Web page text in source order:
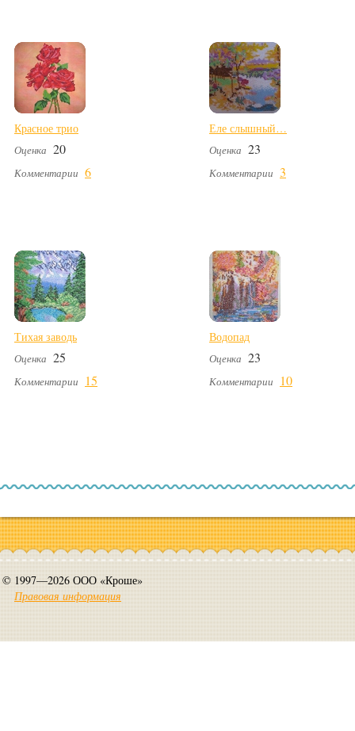
Красное трио
Оценка 20
Комментарии 6
Еле слышный…
Оценка 23
Комментарии 3
Тихая заводь
Оценка 25
Комментарии 15
Водопад
Оценка 23
Комментарии 10
© 1997—2026 ООО «Кроше»
Правовая информация